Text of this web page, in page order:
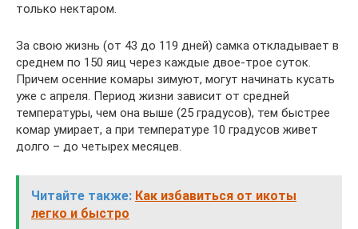
только нектаром.
За свою жизнь (от 43 до 119 дней) самка откладывает в
среднем по 150 яиц через каждые двое-трое суток.
Причем осенние комары зимуют, могут начинать кусать
уже с апреля. Период жизни зависит от средней
температуры, чем она выше (25 градусов), тем быстрее
комар умирает, а при температуре 10 градусов живет
долго – до четырех месяцев.
Читайте также: Как избавиться от икоты
легко и быстро